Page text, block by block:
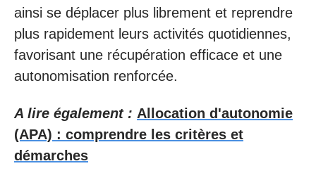
ainsi se déplacer plus librement et reprendre
plus rapidement leurs activités quotidiennes,
favorisant une récupération efficace et une
autonomisation renforcée.
A lire également : Allocation d'autonomie
(APA) : comprendre les critères et
démarches